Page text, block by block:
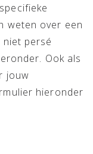
weten over een
persé
Ook als
jouw
hieronder